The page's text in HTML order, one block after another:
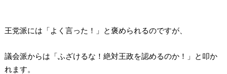
王党派には「よく言った！」と褒められるのですが、
議会派からは「ふざけるな！絶対王政を認めるのか！」と叩か
れます。